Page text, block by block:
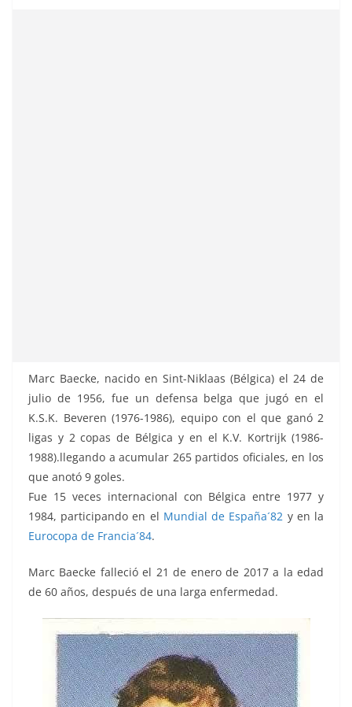
Marc Baecke, nacido en Sint-Niklaas (Bélgica) el 24 de
julio de 1956, fue un defensa belga que jugó en el
K.S.K. Beveren (1976-1986), equipo con el que ganó 2
ligas y 2 copas de Bélgica y en el K.V. Kortrijk (1986-
1988).llegando a acumular 265 partidos oficiales, en los
que anotó 9 goles.
Fue 15 veces internacional con Bélgica entre 1977 y
1984, participando en el Mundial de España´82 y en la
Eurocopa de Francia´84.
Marc Baecke falleció el 21 de enero de 2017 a la edad
de 60 años, después de una larga enfermedad.